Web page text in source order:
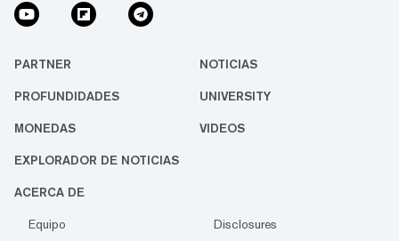
PARTNER NOTICIAS
PROFUNDIDADES UNIVERSITY
MONEDAS VIDEOS
EXPLORADOR DE NOTICIAS
ACERCA DE
Equipo
Disclosures